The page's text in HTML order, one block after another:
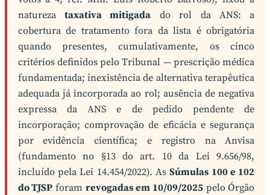
natureza taxativa mitigada do rol da ANS: a
cobertura de tratamento fora da lista é obrigatória
quando presentes, cumulativamente, os cinco
critérios definidos pelo Tribunal — prescrição médica
fundamentada; inexistência de alternativa terapêutica
adequada já incorporada ao rol; ausência de negativa
expressa da ANS e de pedido pendente de
incorporação; comprovação de eficácia e segurança
por evidência científica; e registro na Anvisa
(fundamento no §13 do art. 10 da Lei 9.656/98,
incluído pela Lei 14.454/2022). AsSúmulas 100 e 102
do TJSP foramrevogadas em 10/09/2025pelo Órgão